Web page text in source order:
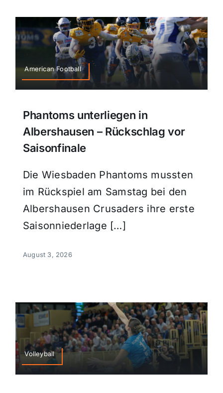
American Football
Phantoms unterliegen in
Albershausen – Rückschlag vor
Saisonfinale
Die Wiesbaden Phantoms mussten
im Rückspiel am Samstag bei den
Albershausen Crusaders ihre erste
Saisonniederlage […]
August 3, 2026
Volleyball